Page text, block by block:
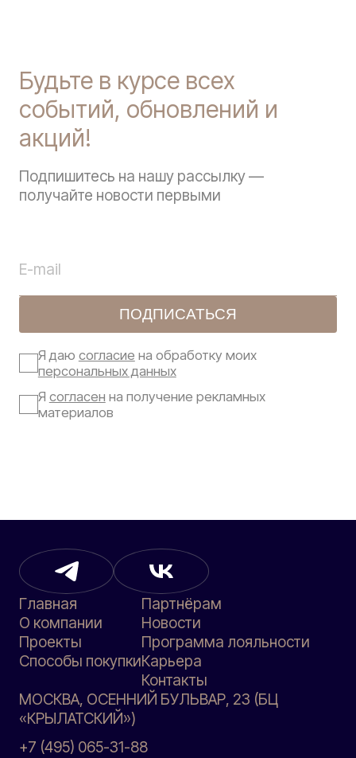
Будьте в курсе всех
событий, обновлений и
акций!
Подпишитесь на нашу рассылку —
получайте новости первыми
ПОДПИСАТЬСЯ
Я даю согласие на обработку моих
персональных данных
Я согласен на получение рекламных
материалов
Главная
О компании
Проекты
Способы покупки
Партнёрам
Новости
Программа лояльности
Карьера
Контакты
МОСКВА, ОСЕННИЙ БУЛЬВАР, 23 (БЦ
«КРЫЛАТСКИЙ»)
+7 (495) 065-31-88